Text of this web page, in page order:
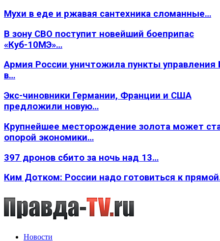
Мухи в еде и ржавая сантехника сломанные…
В зону СВО поступит новейший боеприпас
«Куб-10МЭ»…
Армия России уничтожила пункты
в…
Экс-чиновники Германии, Франции и США
предложили новую…
Крупнейшее месторождение золота может
опорой экономики…
397 дронов сбито за ночь над 13…
Ким Дотком: России надо готовиться к
Новости